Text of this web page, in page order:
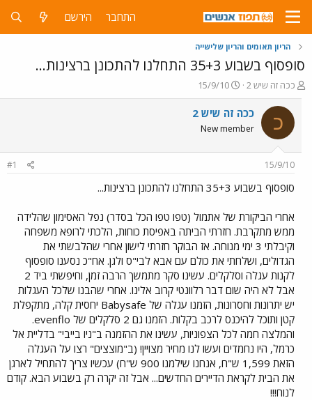
התחבר הירשם
הריון תאומים והריון שלישייה
סופסוף בשבוע 35+3 התחלנו להתכונן ברצינות...
פ
ו
ת
ח
ה
ו
ש
א
ככה זה שיש 2
פ
ו
ר
ם
ר
15/9/10
כ ככה זה שיש 2
New member
15/9/10
#1
סופסוף בשבוע 35+3 התחלנו להתכונן ברצינות...
אחרי הביקורת של אתמול (טפו טפו הכל בסדר) נפל האסימון שהלידה
ממש מתקרבת. חזרתי הביתה באפיסת כוחות, הלכתי לרופא משפחה
וקיבלתי 3 ימי מנוחה. אז הבוקר חזרתי לישון אחרי שהלבשתי את
הגדולים, ושלחתי את כולם עם אבא לבי"ס ולגן. אח"כ נסענו סופסוף
לקנות עגלה וסלקלים. עשינו סקר מתמשך הרבה זמן, וחיפשתי ביד 2
אבל לא היה שום דבר רלוונטי קרוב אלינו. אחרי שהבנו שלכל העגלות
יש יתרונות וחסרונות, הזמנו עגלה של Babysafe יחסית קלה, מתקפלת
קטן ותוכל להיכנס לרכב בקלות. הזמנו גם 2 סלקלים של evenflo.
והמלצה חמה לכל הצפוניות, עשינו את ההזמנה ב"ניו בייבי" בדליית אל
כרמל, היו נחמדים ועשו לנו מחיר מצויין! (ב"מוצצים" רצו על העגלה
הזאת 1,599 ש"ח, אנחנו שילמנו 900 ש"ח) עכשיו צריך להתחיל לארגן
את הבית לקראת הדיירים החדשים... אבל זה יקרה רק בשבוע הבא. קודם
לנוח!!!